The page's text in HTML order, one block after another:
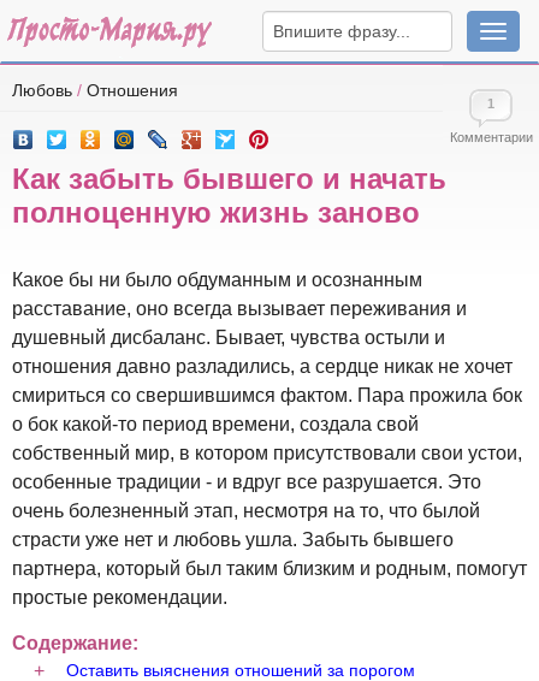
Любовь / Отношения
1
Комментарии
Как забыть бывшего и начать
полноценную жизнь заново
Какое бы ни было обдуманным и осознанным
расставание, оно всегда вызывает переживания и
душевный дисбаланс. Бывает, чувства остыли и
отношения давно разладились, а сердце никак не хочет
смириться со свершившимся фактом. Пара прожила бок
о бок какой-то период времени, создала свой
собственный мир, в котором присутствовали свои устои,
особенные традиции - и вдруг все разрушается. Это
очень болезненный этап, несмотря на то, что былой
страсти уже нет и любовь ушла. Забыть бывшего
партнера, который был таким близким и родным, помогут
простые рекомендации.
Содержание:
Оставить выяснения отношений за порогом